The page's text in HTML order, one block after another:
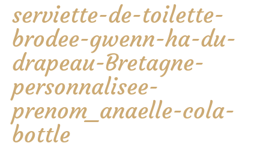
serviette-de-toilette-
brodee-gwenn-ha-du-
drapeau-Bretagne-
personnalisee-
prenom_anaelle-cola-
bottle